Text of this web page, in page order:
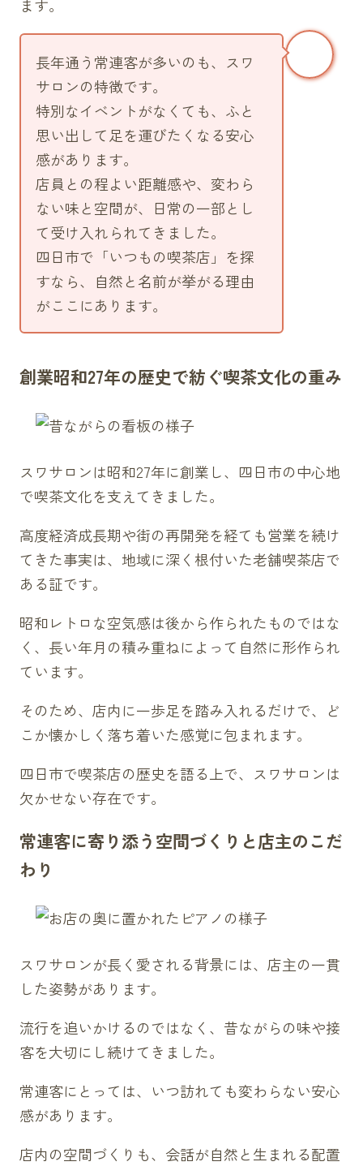
ます。
長年通う常連客が多いのも、スワ
サロンの特徴です。
特別なイベントがなくても、ふと
思い出して足を運びたくなる安心
感があります。
店員との程よい距離感や、変わら
ない味と空間が、日常の一部とし
て受け入れられてきました。
四日市で「いつもの喫茶店」を探
すなら、自然と名前が挙がる理由
がここにあります。
創業昭和27年の歴史で紡ぐ喫茶文化の重み
スワサロンは昭和27年に創業し、四日市の中心地
で喫茶文化を支えてきました。
高度経済成長期や街の再開発を経ても営業を続け
てきた事実は、地域に深く根付いた老舗喫茶店で
ある証です。
昭和レトロな空気感は後から作られたものではな
く、長い年月の積み重ねによって自然に形作られ
ています。
そのため、店内に一歩足を踏み入れるだけで、ど
こか懐かしく落ち着いた感覚に包まれます。
四日市で喫茶店の歴史を語る上で、スワサロンは
欠かせない存在です。
常連客に寄り添う空間づくりと店主のこだ
わり
スワサロンが長く愛される背景には、店主の一貫
した姿勢があります。
流行を追いかけるのではなく、昔ながらの味や接
客を大切にし続けてきました。
常連客にとっては、いつ訪れても変わらない安心
感があります。
店内の空間づくりも、会話が自然と生まれる配置